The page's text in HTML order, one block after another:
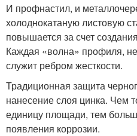
И профнастил, и
холоднокатаную листовую
повышается за счет
Каждая «волна» профиля,
служит ребром жесткости.
Традиционная защита
нанесение слоя цинка. Чем
единицу площади, тем
появления коррозии.